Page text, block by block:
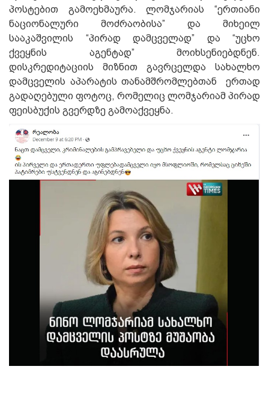
პოსტებით გამოეხმაურა. ლომჯარიას “ერთიანი
ნაციონალური მოძრაობისა” და მიხეილ
სააკაშვილის “პირად დამცველად” და “უცხო
ქვეყნის აგენტად” მოიხსენიებდნენ.
დისკრედიტაციის მიზნით გავრცელდა სახალხო
დამცველის აპარატის თანამშრომლებთან ერთად
გადაღებული ფოტოც, რომელიც ლომჯარიამ პირად
ფეისბუქის გვერდზე გამოაქვეყნა.